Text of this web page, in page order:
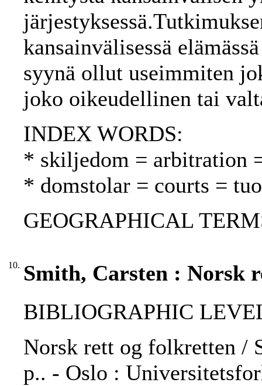
kansainvälisessä
syynä ollut useimmiten
joko oikeudellinen tai
INDEX WORDS:
* skiljedom = arbitration
* domstolar = courts =
GEOGRAPHICAL
10. Smith, Carsten : Norsk
BIBLIOGRAPHIC
Norsk rett og folkretten /
p.. - Oslo :